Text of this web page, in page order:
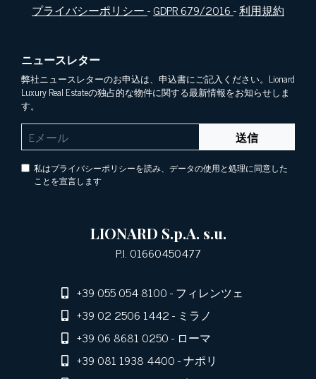
プライバシーポリシー-GDPR 679/2016-利用規約
ニュースレター
弊社ニュースレターのお申込は、申込書にご記入ください。Lionard
Luxury Real Estateの独占的な物件に関する最新情報をお知らせしま
す。
送信
私はプライバシーポリシーを読み、データの使用と処理に同意した
ことを宣言します
LIONARD S.p.A. s.u.
P.I. 01660450477
+39 055 054 8100- フィレンツェ
+39 02 2506 1442- ミラノ
+39 06 8681 0250- ローマ
+39 081 1938 4400- ナポリ